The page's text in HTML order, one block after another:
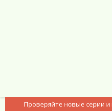
Проверяйте новые серии и